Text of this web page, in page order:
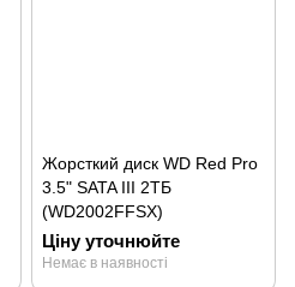
Жорсткий диск WD Red Pro
3.5" SATA III 2ТБ
(WD2002FFSX)
Ціну уточнюйте
Немає в наявності